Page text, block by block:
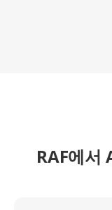
RAF에서